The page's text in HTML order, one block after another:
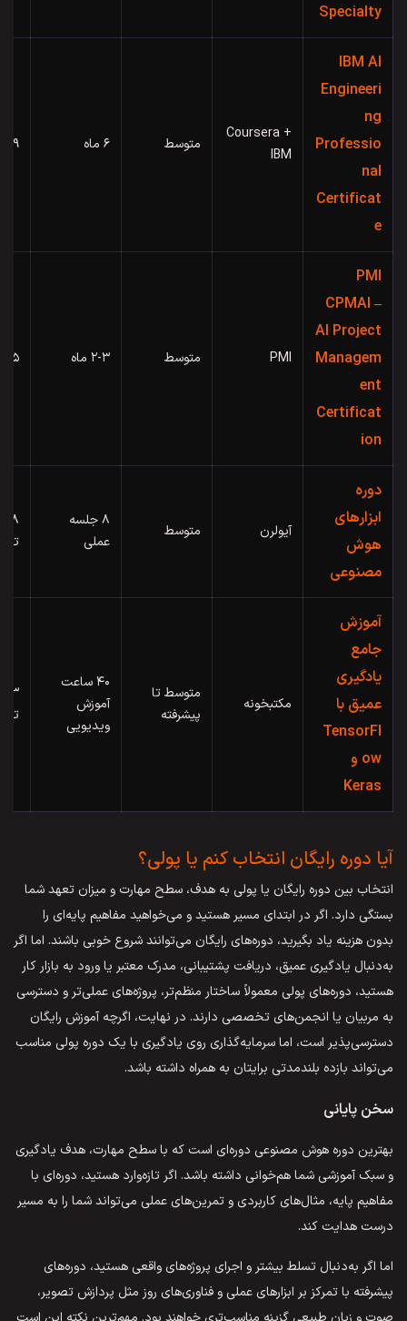
Specialty
IBM AI
Engineeri
ng
Professio
nal
Certificat
e
Coursera +
IBM
متوسط ۶ ماه ۵۹ دلار/ماه
PMI
CPMAI –
AI Project
Managem
ent
Certificat
ion
PMI متوسط ۲-۳ ماه ۹۹۵ دلار
دوره
ابزارهای
هوش
مصنوعی
آیولرن متوسط
۸ جلسه
عملی
آموزش
جامع
یادگیری
عمیق با
TensorFl
ow و
Keras
مکتبخونه
متوسط تا
پیشرفته
۴۰ ساعت
آموزش
ویدیویی
آیا دوره رایگان انتخاب کنم یا پولی؟
انتخاب بین دوره رایگان یا پولی به هدف، سطح مهارت و میزان تعهد شما
بستگی دارد. اگر در ابتدای مسیر هستید و می‌خواهید مفاهیم پایه‌ای را
بدون هزینه یاد بگیرید، دوره‌های رایگان می‌توانند شروع خوبی باشند. اما اگر
به‌دنبال یادگیری عمیق، دریافت پشتیبانی، مدرک معتبر یا ورود به بازار کار
هستید، دوره‌های پولی معمولاً ساختار منظم‌تر، پروژه‌های عملی‌تر و دسترسی
به مربیان یا انجمن‌های تخصصی دارند. در نهایت، اگرچه آموزش رایگان
دسترسی‌پذیر است، اما سرمایه‌گذاری روی یادگیری با یک دوره پولی مناسب
می‌تواند بازده بلندمدتی برایتان به همراه داشته باشد.
سخن پایانی
بهترین دوره هوش مصنوعی دوره‌ای است که با سطح مهارت، هدف یادگیری
و سبک آموزشی شما هم‌خوانی داشته باشد. اگر تازه‌وارد هستید، دوره‌ای با
مفاهیم پایه، مثال‌های کاربردی و تمرین‌های عملی می‌تواند شما را به مسیر
درست هدایت کند.
اما اگر به‌دنبال تسلط بیشتر و اجرای پروژه‌های واقعی هستید، دوره‌های
پیشرفته با تمرکز بر ابزارهای عملی و فناوری‌های روز مثل پردازش تصویر،